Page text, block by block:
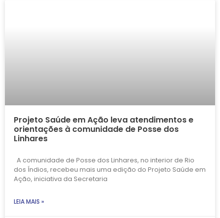
Projeto Saúde em Ação leva atendimentos e
orientações à comunidade de Posse dos
Linhares
A comunidade de Posse dos Linhares, no interior de Rio
dos Índios, recebeu mais uma edição do Projeto Saúde em
Ação, iniciativa da Secretaria
LEIA MAIS »